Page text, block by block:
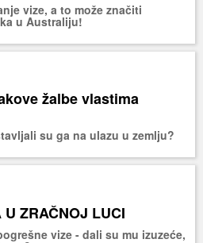
vize, a to može značiti
u Australiju!
žalbe vlastima
su ga na ulazu u zemlju?
ZRAČNOJ LUCI
vize - dali su mu izuzeće,